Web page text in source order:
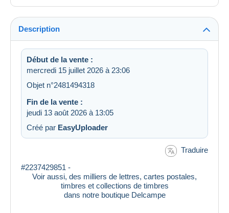
Description
Début de la vente :
mercredi 15 juillet 2026 à 23:06
Objet n°2481494318
Fin de la vente :
jeudi 13 août 2026 à 13:05
Créé par EasyUploader
Traduire
#2237429851 -
Voir aussi, des milliers de lettres, cartes postales,
timbres et collections de timbres
dans notre boutique Delcampe